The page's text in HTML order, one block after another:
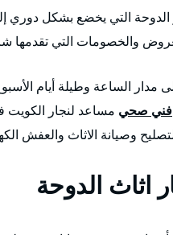
التي يخضع بشكل دوري
والخصومات التي تقدمها
مدار الساعة وطيلة أيام
فني صحي مساعد لنجار الكويت
وصيانة الاثاث والعفش
اثاث الدوحة